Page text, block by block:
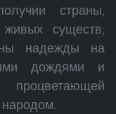
страны,
существ;
надежды на
дождями и